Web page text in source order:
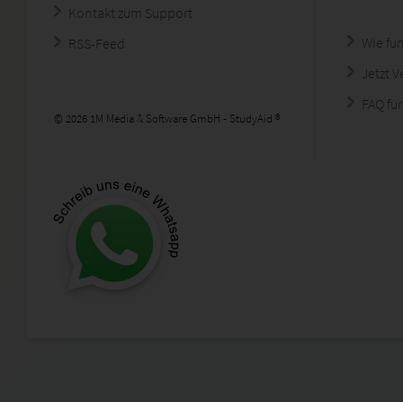
Kontakt zum Support
RSS-Feed
© 2026 1M Media & Software GmbH - StudyAid ®
Wie
Jetzt
FAQ